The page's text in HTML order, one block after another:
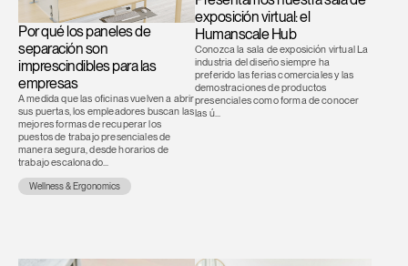
Seleccione su ubicación
REGISTRO
SIGN IN WITH SSO
¿Ha olvidado su
contraseña?
¿Tiene un código de
referencia?
Por qué los paneles de
separación son
imprescindibles para las
empresas
A medida que las oficinas vuelven a abrir
sus puertas, los empleadores buscan las
mejores formas de recuperar los
puestos de trabajo presenciales de
manera segura, desde horarios de
trabajo escalonado...
Wellness & Ergonomics
exposición virtual: el
Humanscale Hub
Conozca la sala de exposición virtual La
industria del diseño siempre ha
preferido las ferias comerciales y las
demostraciones de productos
presenciales como forma de conocer
las ú...